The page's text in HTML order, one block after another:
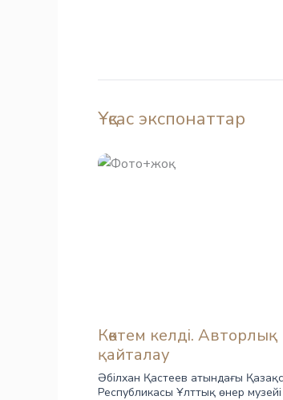
Ұқсас экспонаттар
Көктем келді. Авторлық
қайталау
Әбілхан Қастеев атындағы
Республикасы Ұлттық өнер музейі